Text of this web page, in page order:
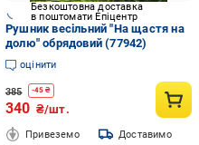
Безкоштовна доставка
в поштомати Епіцентр
Рушник весільний "На щастя на
долю" обрядовий (77942)
оцінити
385 -45 ₴
340 ₴/шт.
Привеземо Доставимо